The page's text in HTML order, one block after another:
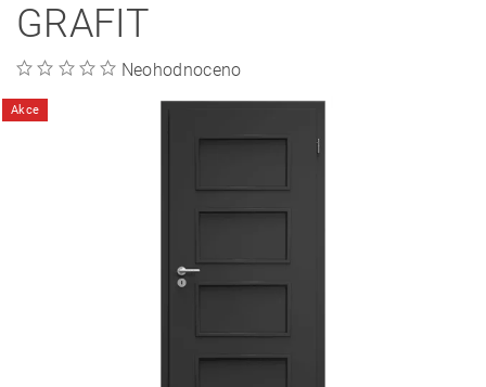
GRAFIT
Neohodnoceno
Akce